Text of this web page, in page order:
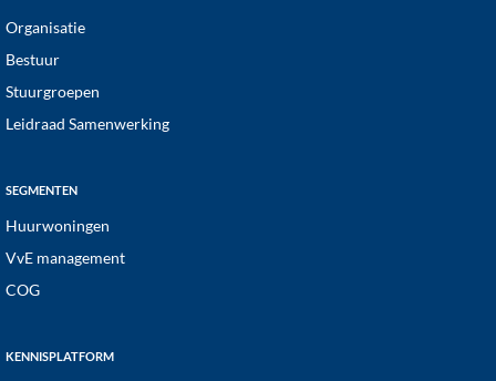
Organisatie
Bestuur
Stuurgroepen
Leidraad Samenwerking
SEGMENTEN
Huurwoningen
VvE management
COG
KENNISPLATFORM